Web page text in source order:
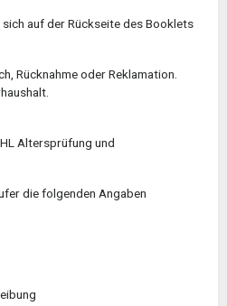
auf der Rückseite des Booklets
Rücknahme oder Reklamation.
Altersprüfung und
die folgenden Angaben